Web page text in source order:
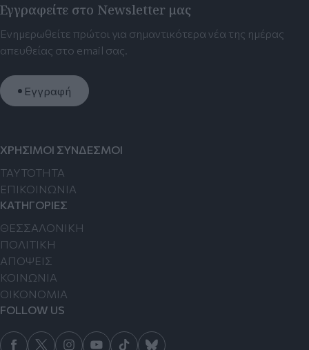
Εγγραφείτε στο Newsletter μας
Ενημερωθείτε πρώτοι για σημαντικότερα νέα της ημέρας
απευθείας στο email σας.
Εγγραφή
ΧΡΗΣΙΜΟΙ ΣΥΝΔΕΣΜΟΙ
TAYTOTHTA
ΕΠΙΚΟΙΝΩΝΙΑ
ΚΑΤΗΓΟΡΙΕΣ
ΘΕΣΣΑΛΟΝΙΚΗ
ΠΟΛΙΤΙΚΗ
ΑΠΟΨΕΙΣ
ΚΟΙΝΩΝΙΑ
ΟΙΚΟΝΟΜΙΑ
FOLLOW US